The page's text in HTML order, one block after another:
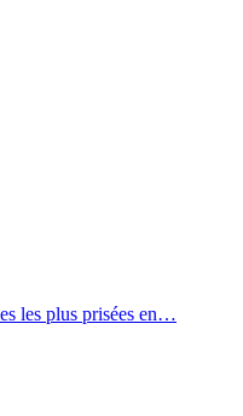
les plus prisées en…